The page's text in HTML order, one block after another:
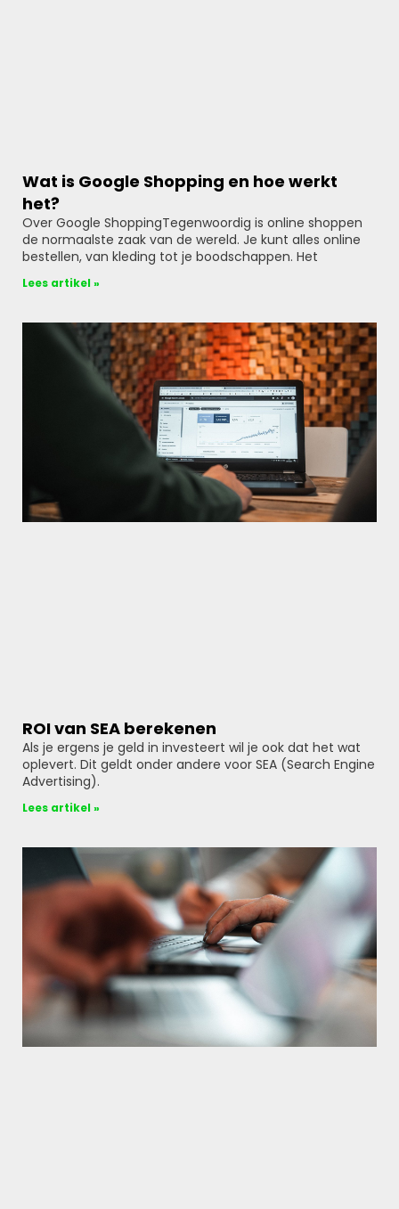
Wat is Google Shopping en hoe werkt
het?
Over Google ShoppingTegenwoordig is online shoppen
de normaalste zaak van de wereld. Je kunt alles online
bestellen, van kleding tot je boodschappen. Het
Lees artikel »
ROI van SEA berekenen
Als je ergens je geld in investeert wil je ook dat het wat
oplevert. Dit geldt onder andere voor SEA (Search Engine
Advertising).
Lees artikel »